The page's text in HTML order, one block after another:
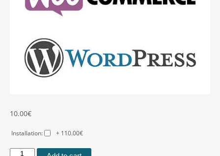
10.00€
Installation: + 110.00€
New